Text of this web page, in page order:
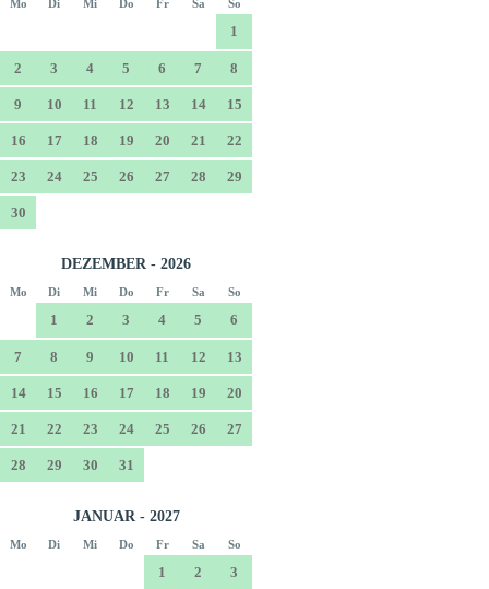
Mo Di Mi Do Fr Sa So
1
2 3 4 5 6 7 8
9 10 11 12 13 14 15
16 17 18 19 20 21 22
23 24 25 26 27 28 29
30
DEZEMBER - 2026
Mo Di Mi Do Fr Sa So
1 2 3 4 5 6
7 8 9 10 11 12 13
14 15 16 17 18 19 20
21 22 23 24 25 26 27
28 29 30 31
JANUAR - 2027
Mo Di Mi Do Fr Sa So
1 2 3